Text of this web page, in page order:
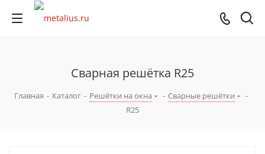
Сварная решётка R25
Главная - Каталог - Решётки на окна - Сварные решётки
-
R25